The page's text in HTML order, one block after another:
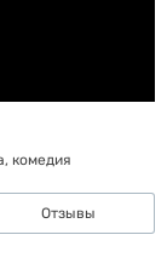
комедия
Отзывы